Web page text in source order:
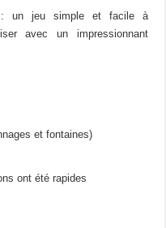
un jeu simple et facile à
avec un impressionnant
et fontaines)
ont été rapides